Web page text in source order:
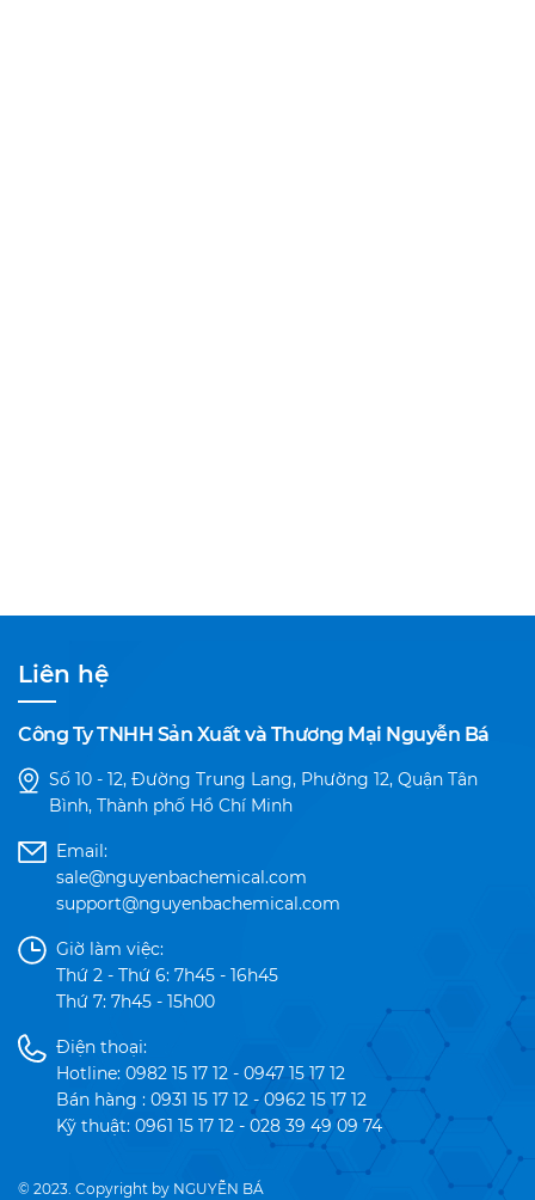
Liên hệ
Công Ty TNHH Sản Xuất và Thương Mại Nguyễn Bá
Số 10 - 12, Đường Trung Lang, Phường 12, Quận Tân
Bình, Thành phố Hồ Chí Minh
Email:
sale@nguyenbachemical.com
support@nguyenbachemical.com
Giờ làm việc:
Thứ 2 - Thứ 6: 7h45 - 16h45
Thứ 7: 7h45 - 15h00
Điện thoại:
Hotline: 0982 15 17 12 - 0947 15 17 12
Bán hàng : 0931 15 17 12 - 0962 15 17 12
Kỹ thuật: 0961 15 17 12 - 028 39 49 09 74
© 2023. Copyright by NGUYỄN BÁ